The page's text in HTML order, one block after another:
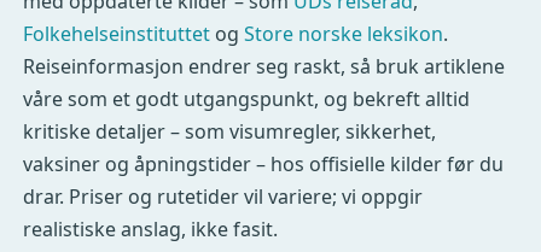
Folkehelseinstituttet ogStore norske leksikon.
Reiseinformasjon endrer seg raskt, så bruk artiklene
våre som et godt utgangspunkt, og bekreft alltid
kritiske detaljer – som visumregler, sikkerhet,
vaksiner og åpningstider – hos offisielle kilder før du
drar. Priser og rutetider vil variere; vi oppgir
realistiske anslag, ikke fasit.